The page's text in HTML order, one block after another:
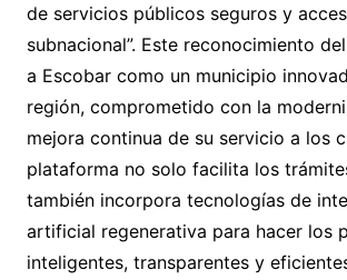
de servicios públicos seguros y
subnacional”. Este reconocimiento
a Escobar como un municipio
región, comprometido con la
mejora continua de su servicio a los
plataforma no solo facilita los
también incorpora tecnologías de
artificial regenerativa para hacer los
inteligentes, transparentes y